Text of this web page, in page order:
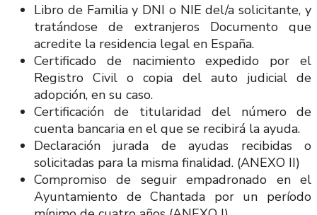
Libro de Familia y DNI o NIE del/a solicitante, y
tratándose de extranjeros Documento que
acredite la residencia legal en España.
Certificado de nacimiento expedido por el
Registro Civil o copia del auto judicial de
adopción, en su caso.
Certificación de titularidad del número de
cuenta bancaria en el que se recibirá la ayuda.
Declaración jurada de ayudas recibidas o
solicitadas para la misma finalidad. (ANEXO II)
Compromiso de seguir empadronado en el
Ayuntamiento de Chantada por un período